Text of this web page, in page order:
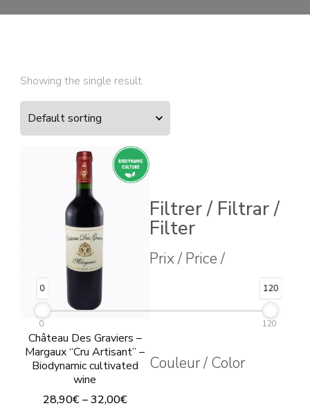
Showing the single result
Château Des Graviers –
Margaux “Cru Artisant” –
Biodynamic cultivated
wine
28,90€–32,00€
Filtrer / Filtrar /
Filter
Prix / Price /
0 120
0 120
Couleur / Color